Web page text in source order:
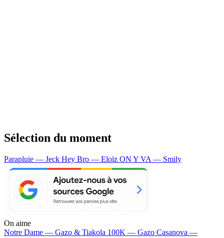
Sélection du moment
Parapluie — Jeck Hey Bro — Eloïz ON Y VA — Smily
On aime
Notre Dame — Gazo & Tiakola 100K — Gazo Casanova —